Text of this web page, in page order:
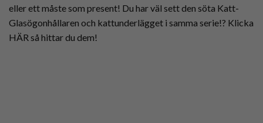
eller ett måste som present! Du har väl sett den söta Katt-
Glasögonhållaren och kattunderlägget i samma serie!? Klicka
HÄR så hittar du dem!